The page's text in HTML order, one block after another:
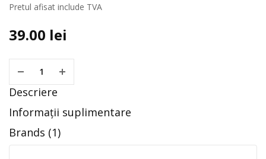
Pretul afisat include TVA
39.00 lei
Descriere
Informații suplimentare
Brands (1)